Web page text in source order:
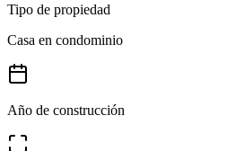
Tipo de propiedad
Casa en condominio
Año de construcción